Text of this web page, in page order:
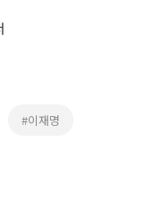
#이재명